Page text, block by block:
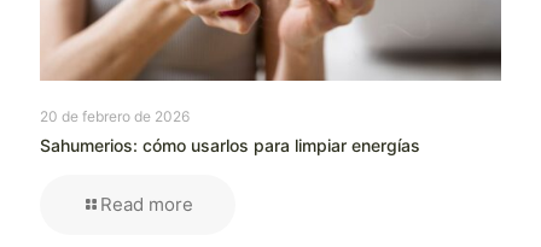
20 de febrero de 2026
Sahumerios: cómo usarlos para limpiar energías
Read more